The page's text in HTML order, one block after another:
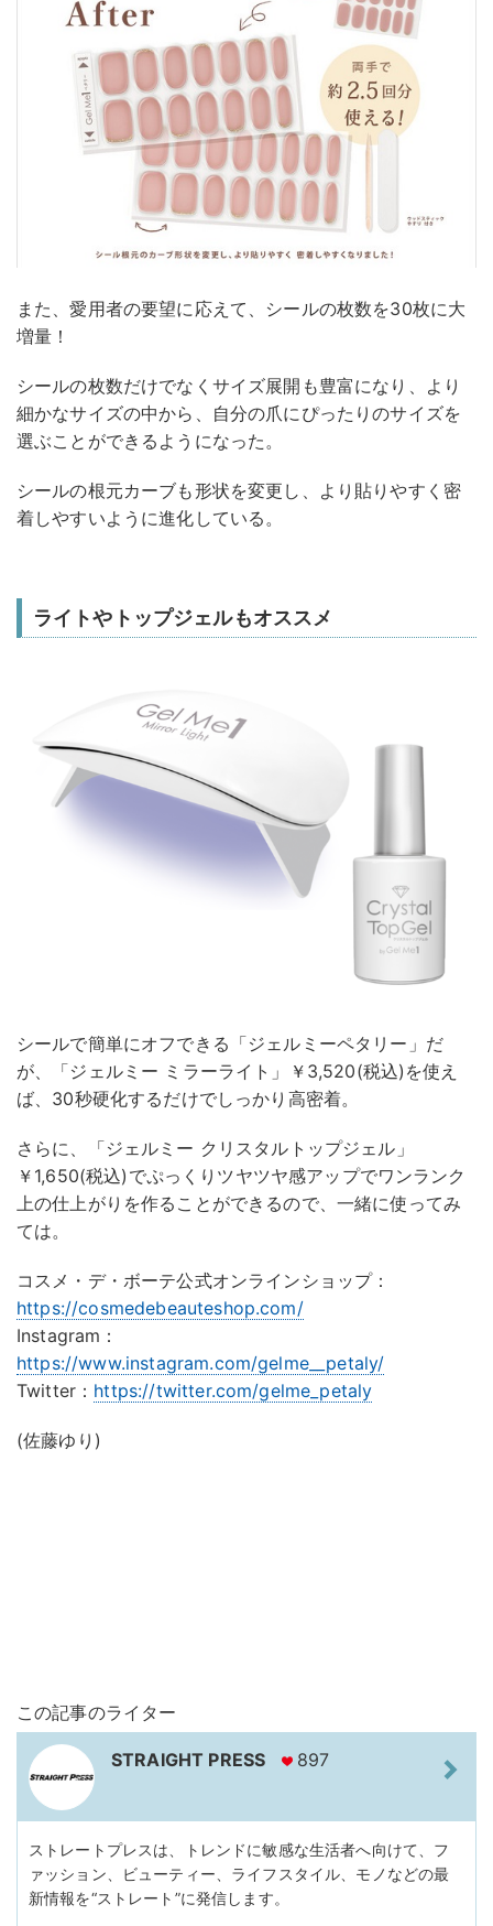
また、愛用者の要望に応えて、シールの枚数を30枚に大
増量！
シールの枚数だけでなくサイズ展開も豊富になり、より
細かなサイズの中から、自分の爪にぴったりのサイズを
選ぶことができるようになった。
シールの根元カーブも形状を変更し、より貼りやすく密
着しやすいように進化している。
ライトやトップジェルもオススメ
シールで簡単にオフできる「ジェルミーペタリー」だ
が、「ジェルミー ミラーライト」￥3,520(税込)を使え
ば、30秒硬化するだけでしっかり高密着。
さらに、「ジェルミー クリスタルトップジェル」
￥1,650(税込)でぷっくりツヤツヤ感アップでワンランク
上の仕上がりを作ることができるので、一緒に使ってみ
ては。
コスメ・デ・ボーテ公式オンラインショップ：
https://cosmedebeauteshop.com/
Instagram：
https://www.instagram.com/gelme__petaly/
Twitter： https://twitter.com/gelme_petaly
(佐藤ゆり)
この記事のライター
STRAIGHT PRESS 897
ストレートプレスは、トレンドに敏感な生活者へ向けて、フ
ァッション、ビューティー、ライフスタイル、モノなどの最
新情報を“ストレート”に発信します。